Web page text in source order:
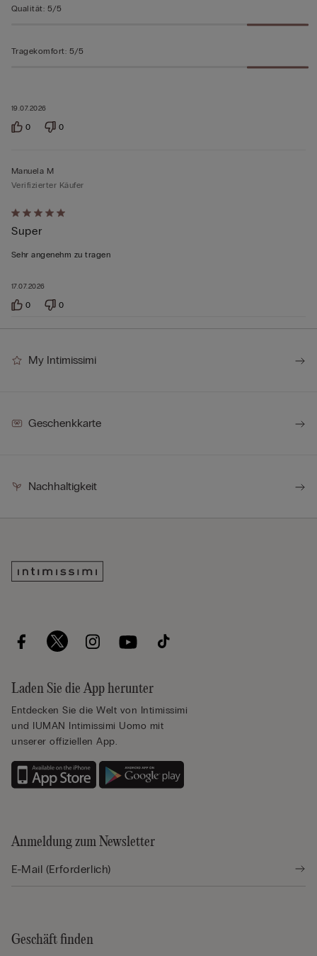
19.07.2026
Qualität: 5/5
Tragekomfort: 5/5
0 0
Mit
5
von
bewertet
17.07.2026
Manuela M
Verifizierter Käufer
Super
Sehr angenehm zu tragen
0 0
My Intimissimi
Geschenkkarte
Nachhaltigkeit
Laden Sie die App herunter
Entdecken Sie die Welt von Intimissimi
und IUMAN Intimissimi Uomo mit
unserer offiziellen App.
Anmeldung zum Newsletter
Geschäft finden